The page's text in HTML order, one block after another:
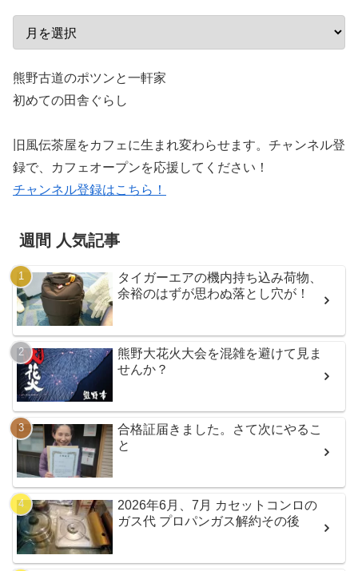
熊野古道のポツンと一軒家
初めての田舎ぐらし
旧風伝茶屋をカフェに生まれ変わらせます。チャンネル登
録で、カフェオープンを応援してください！
チャンネル登録はこちら！
週間 人気記事
タイガーエアの機内持ち込み荷物、
余裕のはずが思わぬ落とし穴が！
熊野大花火大会を混雑を避けて見ま
せんか？
合格証届きました。さて次にやるこ
と
2026年6月、7月 カセットコンロの
ガス代 プロパンガス解約その後